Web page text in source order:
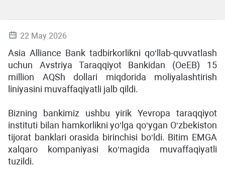
22 May 2026
Asia Alliance Bank tadbirkorlikni qo‘llab-quvvatlash
uchun Avstriya Taraqqiyot Bankidan (OeEB) 15
million AQSh dollari miqdorida moliyalashtirish
liniyasini muvaffaqiyatli jalb qildi.
Bizning bankimiz ushbu yirik Yevropa taraqqiyot
instituti bilan hamkorlikni yo‘lga qo‘ygan O‘zbekiston
tijorat banklari orasida birinchisi bo‘ldi. Bitim EMGA
xalqaro kompaniyasi ko‘magida muvaffaqiyatli
tuzildi.